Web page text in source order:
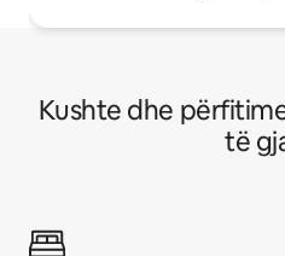
Kushte dhe
të